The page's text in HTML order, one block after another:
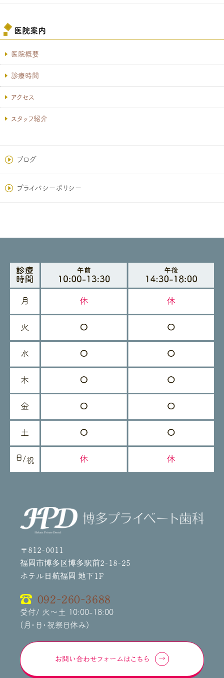
医院案内
医院概要
診療時間
アクセス
スタッフ紹介
ブログ
プライバシーポリシー
〒812-0011
福岡市博多区博多駅前2-18-25
ホテル日航福岡 地下1F
092-260-3688
受付/ 火～土 10:00-18:00
(月・日・祝祭日休み)
お問い合わせフォームはこちら